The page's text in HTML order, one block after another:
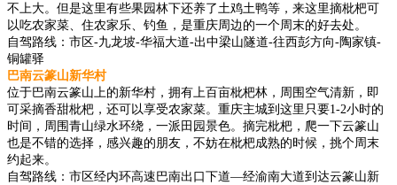
不上大。但是这里有些果园林下还养了土鸡土鸭等，来这里摘枇杷可
以吃农家菜、住农家乐、钓鱼，是重庆周边的一个周末的好去处。
自驾路线：市区-九龙坡-华福大道-出中梁山隧道-往西彭方向-陶家镇-
铜罐驿
巴南云篆山新华村
位于巴南云篆山上的新华村，拥有上百亩枇杷林，周围空气清新，即
可采摘香甜枇杷，还可以享受农家菜。重庆主城到这里只要1-2小时的
时间，周围青山绿水环绕，一派田园景色。摘完枇杷，爬一下云篆山
也是不错的选择，感兴趣的朋友，不妨在枇杷成熟的时候，挑个周末
约起来。
自驾路线：市区经内环高速巴南出口下道—经渝南大道到达云篆山新